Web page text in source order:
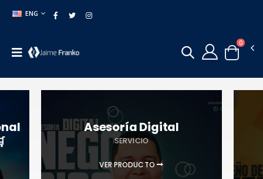
ENG
0
Asesoría Digital
SERVICIO
VER PRODUCTO